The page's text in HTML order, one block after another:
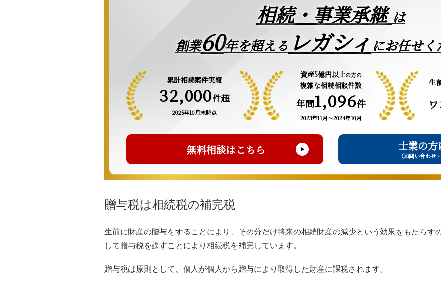
相続・事業承継 は
創業60年を超える レガシィ にお任せく
累計相続案件実績
32,000件超
2025年10月末時点
資産5億円以上の方の
複雑な相続相談件数
年間1,096件
2023年11月～2024年10月
生
無料相談はこちら 士業の方
（お問い合わせ
贈与税は相続税の補完税
生前に財産の贈与をすることにより、その分だけ将来の相続財産の減少という効果をもたらす
して贈与税を課すことにより相続税を補完しています。
贈与税は原則として、個人が個人から贈与により取得した財産に課税されます。